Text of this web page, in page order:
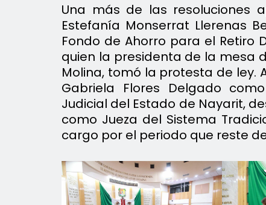
Una más de las resoluciones
Estefanía Monserrat Llerenas
Fondo de Ahorro para el Retiro
quien la presidenta de la mesa
Molina, tomó la protesta de ley.
Gabriela Flores Delgado
Judicial del Estado de Nayarit,
como Jueza del Sistema
cargo por el periodo que reste